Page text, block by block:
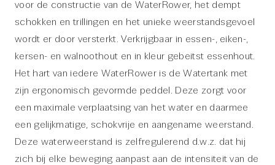
voor de constructie van de WaterRower, het dempt
schokken en trillingen en het unieke weerstandsgevoel
wordt er door versterkt. Verkrijgbaar in essen-, eiken-,
kersen- en walnoothout en in kleur gebeitst essenhout.
Het hart van iedere WaterRower is de Watertank met
zijn ergonomisch gevormde peddel. Deze zorgt voor
een maximale verplaatsing van het water en daarmee
een gelijkmatige, schokvrije en aangename weerstand.
Deze waterweerstand is zelfregulerend d.w.z. dat hij
zich bij elke beweging aanpast aan de intensiteit van de